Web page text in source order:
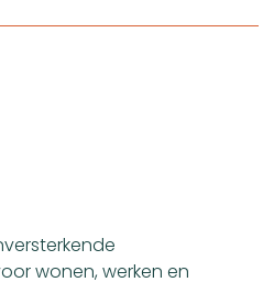
wonen, werken en